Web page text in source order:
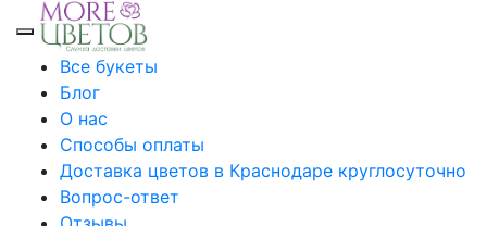
Toggle mobile menu
Все букеты
Блог
О нас
Способы оплаты
Доставка цветов в Краснодаре круглосуточно
Вопрос-ответ